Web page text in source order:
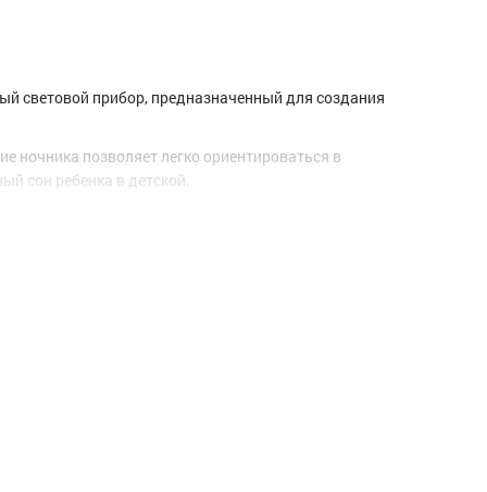
световой прибор, предназначенный для создания
ночника позволяет легко ориентироваться в
сон ребенка в детской.